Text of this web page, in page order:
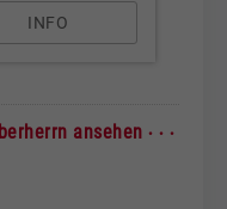
INFO
ansehen· · ·